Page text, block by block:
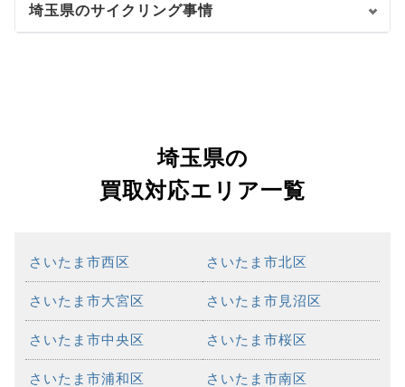
埼玉県のサイクリング事情
埼玉県の
買取対応エリア一覧
さいたま市西区 さいたま市北区
さいたま市大宮区 さいたま市見沼区
さいたま市中央区 さいたま市桜区
さいたま市浦和区 さいたま市南区